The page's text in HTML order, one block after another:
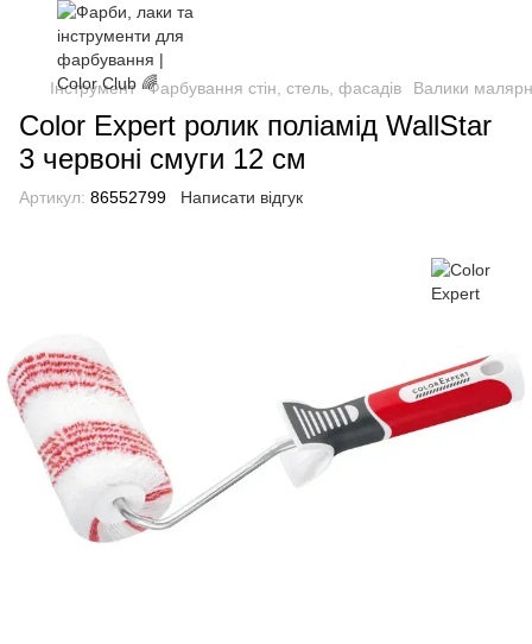
Інструмент Фарбування стін, стель, фасадів Валики
Color Expert ролик поліамід WallStar
3 червоні смуги 12 см
Артикул: 86552799 Написати відгук